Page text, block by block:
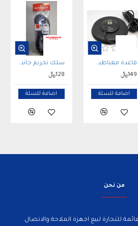
قاعدة مغناطيس ايطالية SIRIO MAGNATIC MOUNT 145
149﷼
اضافة للسلة
سلك تخريم جانبي DIAMOND ECH6 CABLE 6 MTR
128﷼
اضافة للسلة
من نحن
للتجارة لبيع اجهزة الملاحة والاتصال